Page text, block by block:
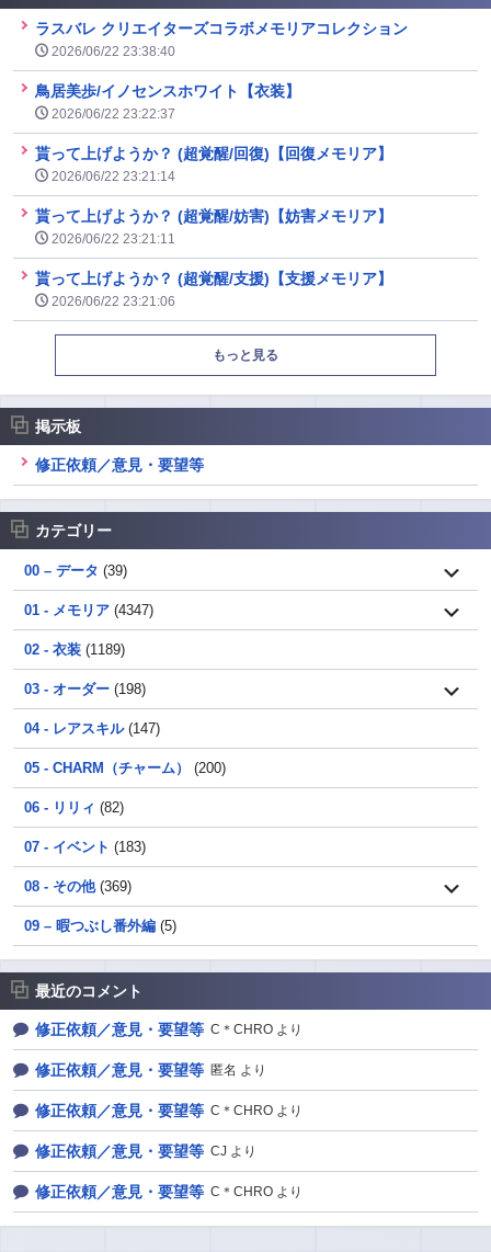
ラスバレ クリエイターズコラボメモリアコレクション
2026/06/22 23:38:40
鳥居美歩/イノセンスホワイト【衣装】
2026/06/22 23:22:37
貰って上げようか？ (超覚醒/回復)【回復メモリア】
2026/06/22 23:21:14
貰って上げようか？ (超覚醒/妨害)【妨害メモリア】
2026/06/22 23:21:11
貰って上げようか？ (超覚醒/支援)【支援メモリア】
2026/06/22 23:21:06
もっと見る
掲示板
修正依頼／意見・要望等
カテゴリー
00 – データ (39)
01 - メモリア (4347)
02 - 衣装 (1189)
03 - オーダー (198)
04 - レアスキル(147)
05 - CHARM（チャーム） (200)
06 - リリィ (82)
07 - イベント (183)
08 - その他(369)
09 – 暇つぶし番外編 (5)
最近のコメント
修正依頼／意見・要望等 C＊CHRO より
修正依頼／意見・要望等 匿名 より
修正依頼／意見・要望等 C＊CHRO より
修正依頼／意見・要望等 CJ より
修正依頼／意見・要望等 C＊CHRO より